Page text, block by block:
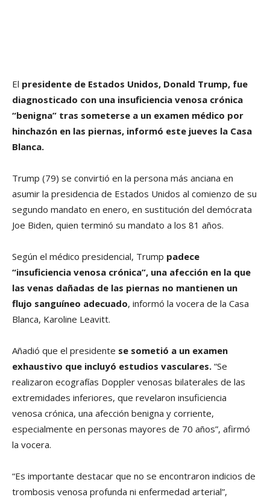
El presidente de Estados Unidos, Donald Trump, fue
diagnosticado con una insuficiencia venosa crónica
“benigna” tras someterse a un examen médico por
hinchazón en las piernas, informó este jueves la Casa
Blanca.
Trump (79) se convirtió en la persona más anciana en
asumir la presidencia de Estados Unidos al comienzo de su
segundo mandato en enero, en sustitución del demócrata
Joe Biden, quien terminó su mandato a los 81 años.
Según el médico presidencial, Trump padece
“insuficiencia venosa crónica”, una afección en la que
las venas dañadas de las piernas no mantienen un
flujo sanguíneo adecuado, informó la vocera de la Casa
Blanca, Karoline Leavitt.
Añadió que el presidente se sometió a un examen
exhaustivo que incluyó estudios vasculares. “Se
realizaron ecografías Doppler venosas bilaterales de las
extremidades inferiores, que revelaron insuficiencia
venosa crónica, una afección benigna y corriente,
especialmente en personas mayores de 70 años”, afirmó
la vocera.
“Es importante destacar que no se encontraron indicios de
trombosis venosa profunda ni enfermedad arterial”,